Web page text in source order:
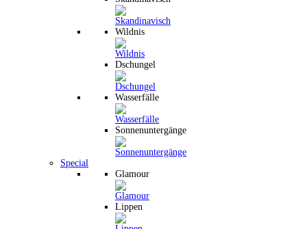
Wildnis
Dschungel
Wasserfälle
Sonnenuntergänge
Special
Glamour
Lippen